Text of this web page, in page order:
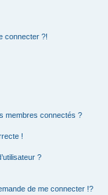
connecter ?!
membres connectés ?
!
?
de me connecter !?